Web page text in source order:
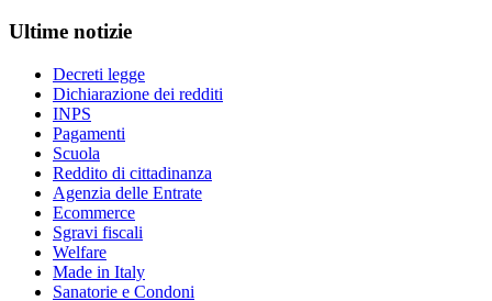
Ultime notizie
Decreti legge
Dichiarazione dei redditi
INPS
Pagamenti
Scuola
Reddito di cittadinanza
Agenzia delle Entrate
Ecommerce
Sgravi fiscali
Welfare
Made in Italy
Sanatorie e Condoni